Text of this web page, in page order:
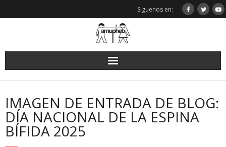
Siguenos en:
IMAGEN DE ENTRADA DE BLOG:
DÍA NACIONAL DE LA ESPINA
BÍFIDA 2025